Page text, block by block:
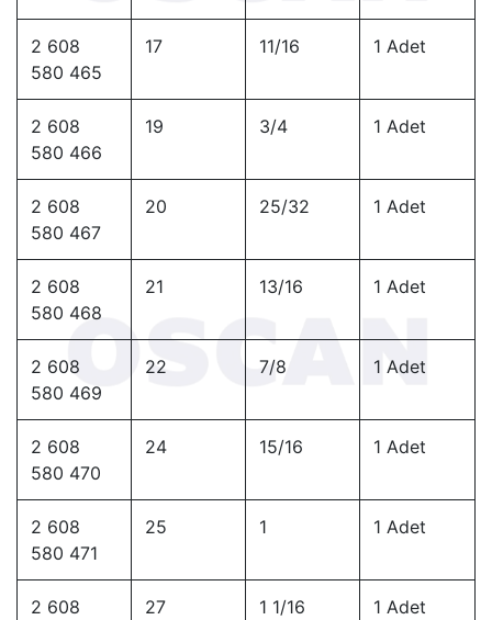
2 608
580 465
17 11/16 1 Adet
2 608
580 466
19 3/4 1 Adet
2 608
580 467
20 25/32 1 Adet
2 608
580 468
21 13/16 1 Adet
2 608
580 469
22 7/8 1 Adet
2 608
580 470
24 15/16 1 Adet
2 608
580 471
25 1 1 Adet
2 608
27 1 1/16 1 Adet